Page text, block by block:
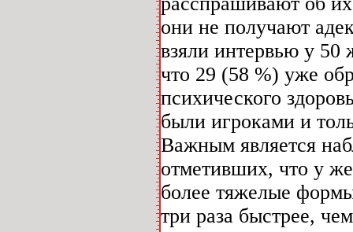
они не получают
взяли интервью у
что 29 (58 %) уже
психического
были игроками и
Важным является
отметивших, что у
более тяжелые
три раза быстрее,